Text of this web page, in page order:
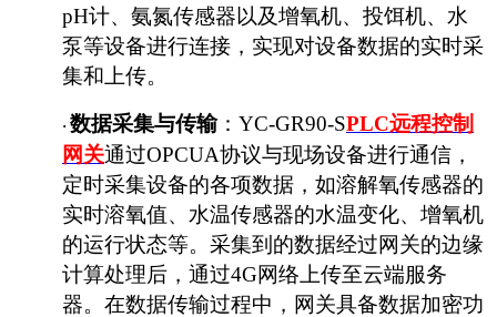
pH计、氨氮传感器以及增氧机、投饵机、水
泵等设备进行连接，实现对设备数据的实时采
集和上传。
· 数据采集与传输： YC-GR90-SPLC远程控制
网关通过OPCUA协议与现场设备进行通信，
定时采集设备的各项数据，如溶解氧传感器的
实时溶氧值、水温传感器的水温变化、增氧机
的运行状态等。采集到的数据经过网关的边缘
计算处理后，通过4G网络上传至云端服务
器。在数据传输过程中，网关具备数据加密功